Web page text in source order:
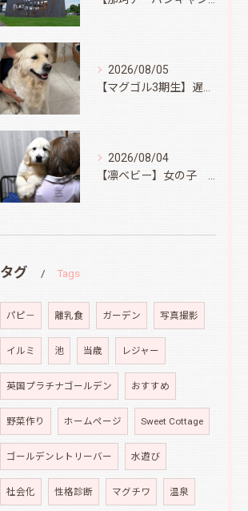
2026/08/05
2026/08/04
タグ Tags
パピ－ 離乳食 ガーデン 写真撮影
イルミ 池 当歳 レジャー
英国プラチナゴールデン おすすめ
野菜作り ホームページ Sweet Cottage
ゴールデンレトリーバー 水遊び
社会化 性格診断 マグチワ 温泉